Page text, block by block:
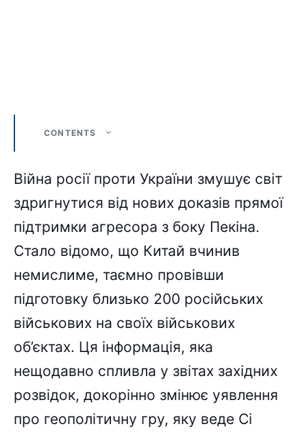
CONTENTS
Війна росії проти України змушує світ
здригнутися від нових доказів прямої
підтримки агресора з боку Пекіна.
Стало відомо, що Китай вчинив
немислиме, таємно провівши
підготовку близько 200 російських
військових на своїх військових
об’єктах. Ця інформація, яка
нещодавно спливла у звітах західних
розвідок, докорінно змінює уявлення
про геополітичну гру, яку веде Сі